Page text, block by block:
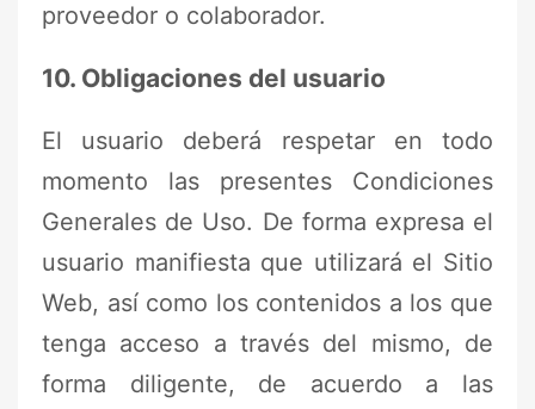
proveedor o colaborador.
10. Obligaciones del usuario
El usuario deberá respetar en todo
momento las presentes Condiciones
Generales de Uso. De forma expresa el
usuario manifiesta que utilizará el Sitio
Web, así como los contenidos a los que
tenga acceso a través del mismo, de
forma diligente, de acuerdo a las